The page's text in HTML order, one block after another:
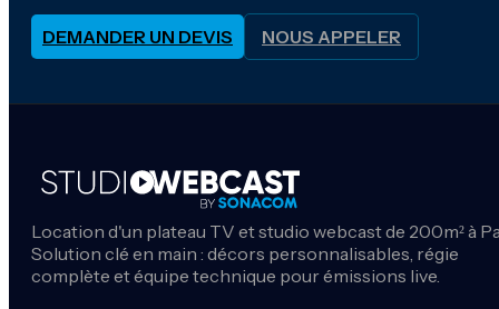
DEMANDER UN DEVIS NOUS APPELER
Location d'un plateau TV et studio webcast de 200m² à
Solution clé en main : décors personnalisables, régie
complète et équipe technique pour émissions live.